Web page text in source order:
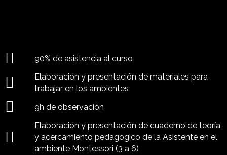
90% de asistencia al curso
Elaboración y presentación de materiales para
trabajar en los ambientes
9h de observación
Elaboración y presentación de cuaderno de teoría
y acercamiento pedagógico de la Asistente en el
ambiente Montessori (3 a 6)